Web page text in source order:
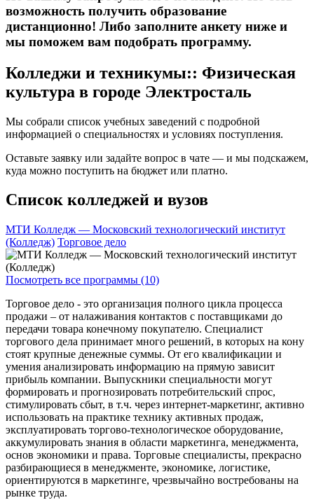
возможность получить образование
дистанционно! Либо заполните анкету ниже и
мы поможем вам подобрать программу.
Колледжи и техникумы:: Физическая
культура в городе Электросталь
Мы собрали список учебных заведений с подробной
информацией о специальностях и условиях поступления.
Оставьте заявку или задайте вопрос в чате — и мы подскажем,
куда можно поступить на бюджет или платно.
Список колледжей и вузов
МТИ Колледж — Московский технологический институт
(Колледж) Торговое дело
Посмотреть все программы (10)
Торговое дело - это организация полного цикла процесса
продажи – от налаживания контактов с поставщиками до
передачи товара конечному покупателю. Специалист
торгового дела принимает много решений, в которых на кону
стоят крупные денежные суммы. От его квалификации и
умения анализировать информацию на прямую зависит
прибыль компании. Выпускники специальности могут
формировать и прогнозировать потребительский спрос,
стимулировать сбыт, в т.ч. через интернет-маркетинг, активно
использовать на практике технику активных продаж,
эксплуатировать торгово-технологическое оборудование,
аккумулировать знания в области маркетинга, менеджмента,
основ экономики и права. Торговые специалисты, прекрасно
разбирающиеся в менеджменте, экономике, логистике,
ориентируются в маркетинге, чрезвычайно востребованы на
рынке труда.